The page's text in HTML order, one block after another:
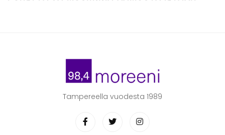
Tampereella vuodesta 1989